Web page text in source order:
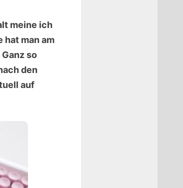
meine ich
hat man am
so
den
auf